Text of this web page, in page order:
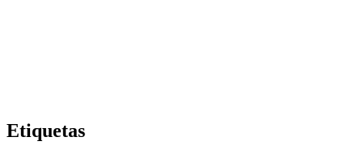
Etiquetas